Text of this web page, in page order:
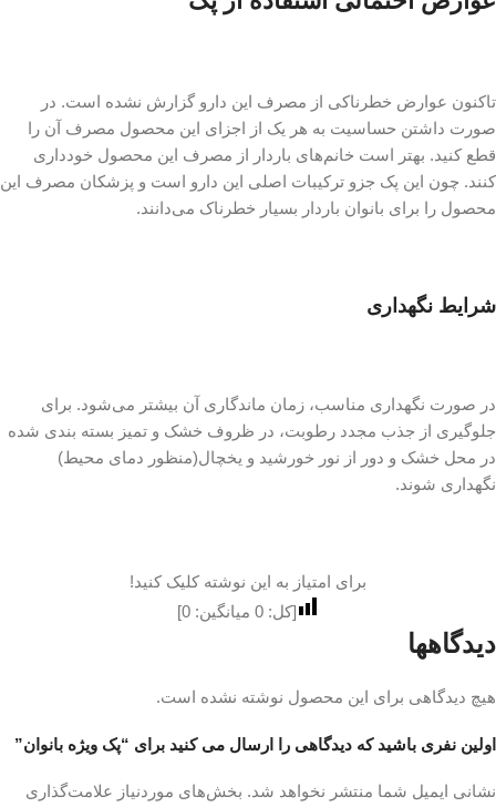
تاکنون عوارض خطرناکی از مصرف این دارو گزارش نشده است. در
صورت داشتن حساسیت به هر یک از اجزای این محصول مصرف آن را
قطع کنید. بهتر است خانم‌های باردار از مصرف این محصول خودداری
کنند. چون این پک جزو ترکیبات اصلی این دارو است و پزشکان مصرف این
محصول را برای بانوان باردار بسیار خطرناک می‌دانند.
شرایط نگهداری
در صورت نگهداری مناسب، زمان ماندگاری آن بیشتر می‌شود. برای
جلوگیری از جذب مجدد رطوبت، در ظروف خشک و تمیز بسته بندی شده
در محل خشک و دور از نور خورشید و یخچال(منظور دمای محیط)
نگهداری شوند.
برای امتیاز به این نوشته کلیک کنید!
[کل: 0 میانگین: 0
]
دیدگاهها
هیچ دیدگاهی برای این محصول نوشته نشده است.
اولین نفری باشید که دیدگاهی را ارسال می کنید برای “پک ویژه بانوان”
نشانی ایمیل شما منتشر نخواهد شد. بخش‌های موردنیاز علامت‌گذاری